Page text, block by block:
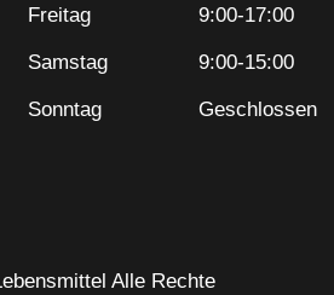
Freitag 9:00-17:00
Samstag 9:00-15:00
Sonntag Geschlossen
Alle Rechte